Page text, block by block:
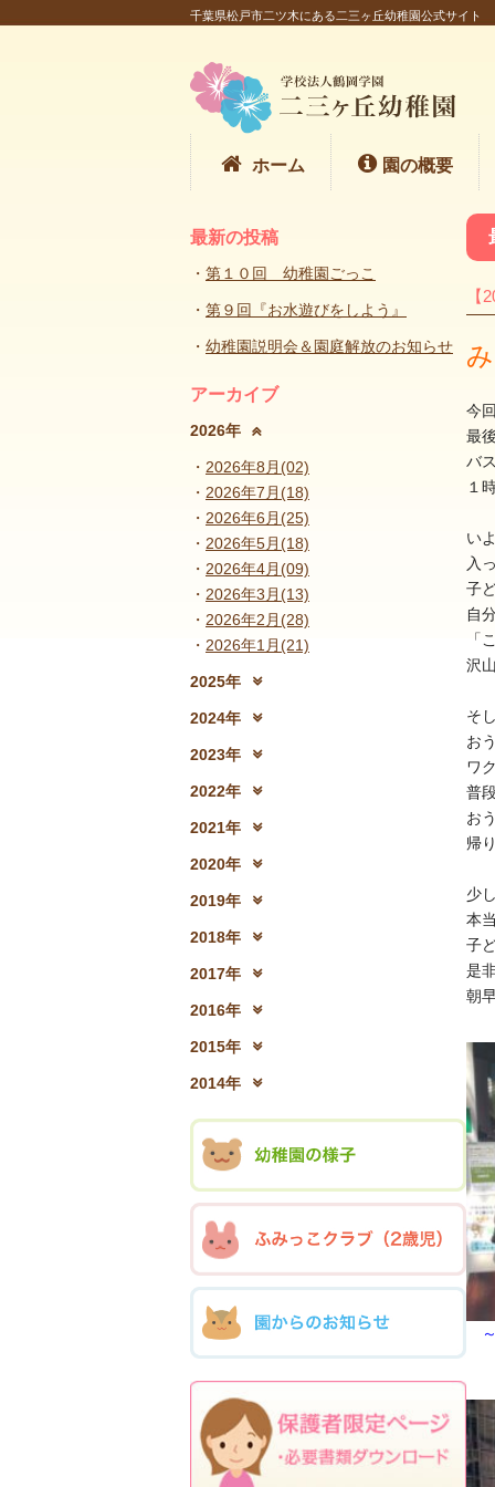
千葉県松戸市二ツ木にある二三ヶ丘幼稚園公式サイト
ホーム 園の概要
最新の投稿
第１０回 幼稚園ごっこ
第９回『お水遊びをしよう』
幼稚園説明会＆園庭解放のお知らせ
アーカイブ
2026年
2026年8月(02)
2026年7月(18)
2026年6月(25)
2026年5月(18)
2026年4月(09)
2026年3月(13)
2026年2月(28)
2026年1月(21)
2025年
2025年12月(15)
2024年
2024年12月(18)
2023年
2023年12月(19)
2022年
2022年12月(13)
2021年
2021年12月(08)
2020年
2020年12月(10)
2019年
2019年12月(10)
2018年
2018年12月(08)
2017年
2017年12月(04)
2016年
2016年12月(03)
2015年
2015年12月(05)
2014年
【
今
最
バ
１
い
入
子
自
「
沢
そ
お
ワ
普
お
帰
少
本
子
是
朝
～